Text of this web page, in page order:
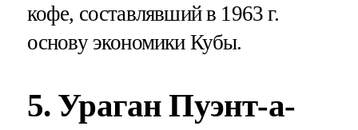
кофе, составлявший в 1963 г.
основу экономики Кубы.
5. Ураган Пуэнт-а-